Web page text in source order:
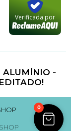
Verificada por
ALUMÍNIO -
0